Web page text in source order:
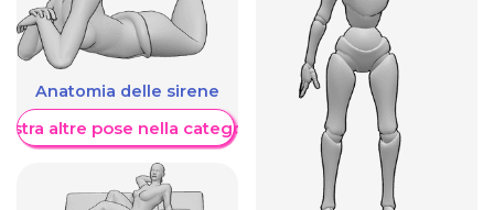
Anatomia delle sirene
altre pose nella categoria